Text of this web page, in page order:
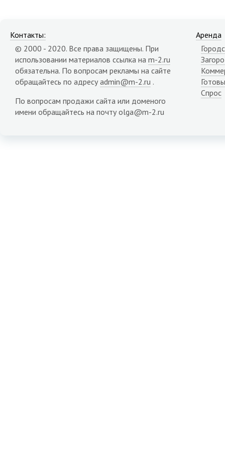
Контакты:
© 2000 - 2020. Все права защищены. При
использовании материалов ссылка на m-2.ru
обязательна. По вопросам рекламы на сайте
обращайтесь по адресу admin@m-2.ru .
По вопросам продажи сайта или доменого
имени обращайтесь на почту olga@m-2.ru
Аренда
Спрос